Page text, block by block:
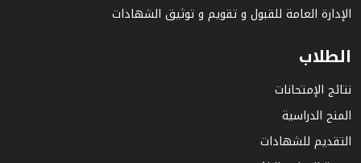
الإدارة العامة للقبول و تقويم و توثيق الشهادات
الطلاب
نتائج الإمتحانات
المنح الدراسية
التقديم للشهادات